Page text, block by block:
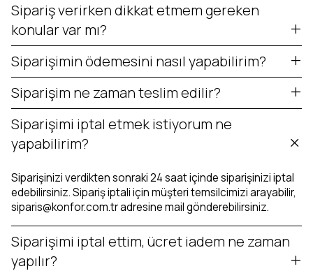
Sipariş verirken dikkat etmem gereken
konular var mı?
Siparişimin ödemesini nasıl yapabilirim?
Siparişim ne zaman teslim edilir?
Siparişimi iptal etmek istiyorum ne
yapabilirim?
Siparişinizi verdikten sonraki 24 saat içinde siparişinizi iptal
edebilirsiniz. Sipariş iptali için müşteri temsilcimizi arayabilir,
siparis@konfor.com.tradresine mail gönderebilirsiniz.
Siparişimi iptal ettim, ücret iadem ne zaman
yapılır?